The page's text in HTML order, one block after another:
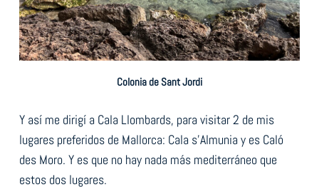
Colonia de Sant Jordi
Y así me dirigí a Cala Llombards, para visitar 2 de mis
lugares preferidos de Mallorca: Cala s’Almunia y es Caló
des Moro. Y es que no hay nada más mediterráneo que
estos dos lugares.